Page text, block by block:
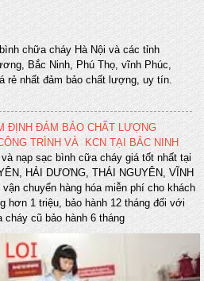
chữa cháy Hà Nội và các tỉnh
Bắc Ninh, Phú Thọ, vĩnh Phúc,
rẻ nhất đảm bảo chất lượng, uy tín.
ĐỊNH ĐẢM BẢO CHẤT LƯỢNG
TRÌNH VÀ KCN TẠI BẮC NINH
nạp sạc bình cữa cháy giá tốt nhất tại
HẢI DƯƠNG, THÁI NGUYÊN, VĨNH
chuyển hàng hóa miễn phí cho khách
hơn 1 triệu, bảo hành 12 tháng đối với
cũ bảo hành 6 tháng